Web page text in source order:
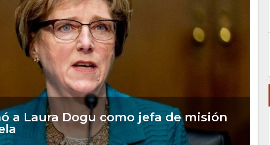
a Laura Dogu como jefa de misión